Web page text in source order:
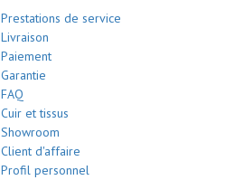
Prestations de service
Livraison
Paiement
Garantie
FAQ
Cuir et tissus
Showroom
Client d'affaire
Profil personnel